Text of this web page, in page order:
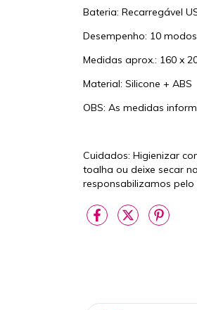
Bateria: Recarregável
Desempenho: 10
Medidas aprox.: 160 x
Material: Silicone + ABS
OBS: As medidas
Cuidados: Higienizar
toalha ou deixe secar
responsabilizamos